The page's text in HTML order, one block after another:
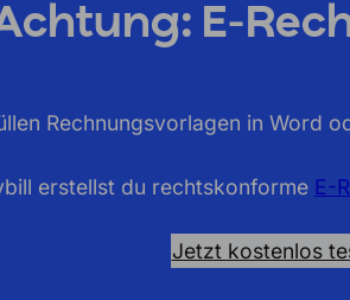
E-
Rechnungsvorlagen in Word
erstellst du rechtskonforme E-
Jetzt kostenlos